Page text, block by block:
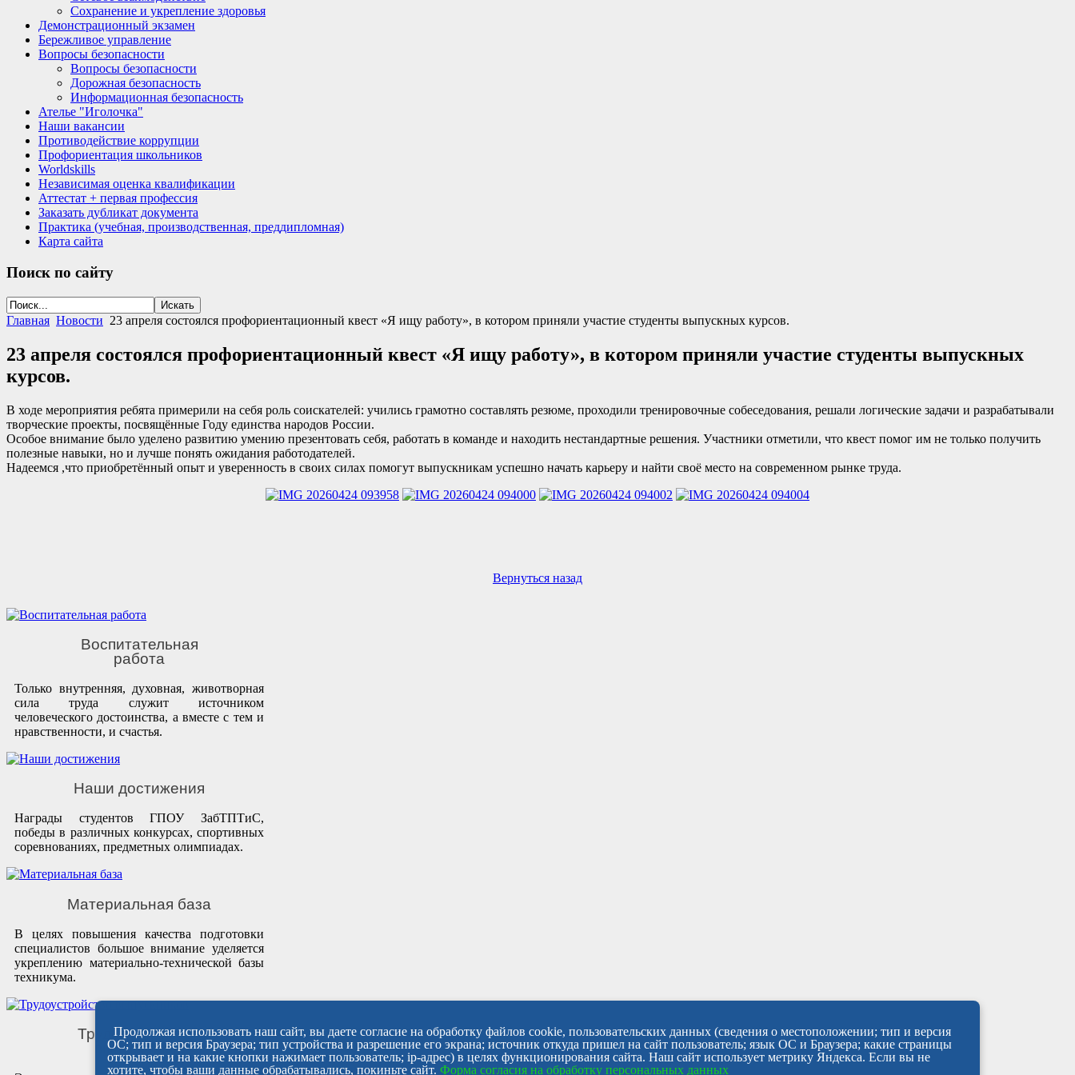
Сохранение и укрепление здоровья
Демонстрационный экзамен
Бережливое управление
Вопросы безопасности
Вопросы безопасности
Дорожная безопасность
Информационная безопасность
Ателье "Иголочка"
Наши вакансии
Противодействие коррупции
Профориентация школьников
Worldskills
Независимая оценка квалификации
Аттестат + первая профессия
Заказать дубликат документа
Практика (учебная, производственная, преддипломная)
Карта сайта
Поиск по сайту
Главная Новости 23 апреля состоялся профориентационный квест «Я ищу работу», в котором приняли участие студенты выпускных курсов.
23 апреля состоялся профориентационный квест «Я ищу работу», в котором приняли участие студенты выпускных
курсов.
В ходе мероприятия ребята примерили на себя роль соискателей: учились грамотно составлять резюме, проходили тренировочные собеседования, решали логические задачи и разрабатывали
творческие проекты, посвящённые Году единства народов России.
Особое внимание было уделено развитию умению презентовать себя, работать в команде и находить нестандартные решения. Участники отметили, что квест помог им не только получить
полезные навыки, но и лучше понять ожидания работодателей.
Надеемся ,что приобретённый опыт и уверенность в своих силах помогут выпускникам успешно начать карьеру и найти своё место на современном рынке труда.
Вернуться назад
Воспитательная
работа
Только внутренняя, духовная, животворная
сила труда служит источником
человеческого достоинства, а вместе с тем и
нравственности, и счастья.
Наши достижения
Награды студентов ГПОУ ЗабТПТиС,
победы в различных конкурсах, спортивных
соревнованиях, предметных олимпиадах.
Материальная база
В целях повышения качества подготовки
специалистов большое внимание уделяется
укреплению материально-технической базы
техникума.
Трудоустройство
выпускников
Продолжая использовать наш сайт, вы даете согласие на обработку файлов cookie, пользовательских данных (сведения о местоположении; тип и версия
ОС; тип и версия Браузера; тип устройства и разрешение его экрана; источник откуда пришел на сайт пользователь; язык ОС и Браузера; какие страницы
открывает и на какие кнопки нажимает пользователь; ip-адрес) в целях функционирования сайта. Наш сайт использует метрику Яндекса. Если вы не
хотите, чтобы ваши данные обрабатывались, покиньте сайт.Форма согласия на обработку персональных данных